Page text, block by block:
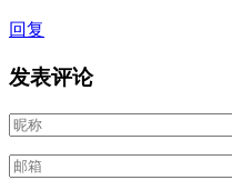
回复
发表评论